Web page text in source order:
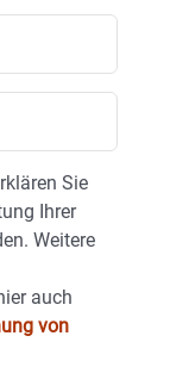
Sie
Ihrer
Weitere
auch
von